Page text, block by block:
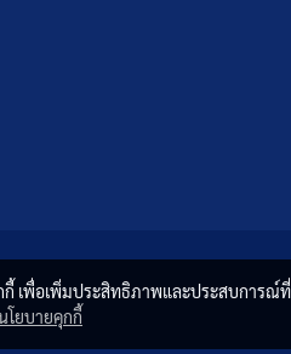
กี้ เพื่อเพิ่มประสิทธิภาพและประสบการณ์
โยบายคุกกี้